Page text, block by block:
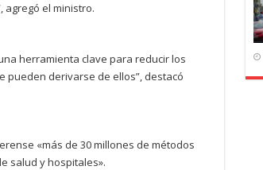
agregó el ministro.
herramienta clave para reducir los
pueden derivarse de ellos”, destacó
«más de 30 millones de métodos
salud y hospitales».